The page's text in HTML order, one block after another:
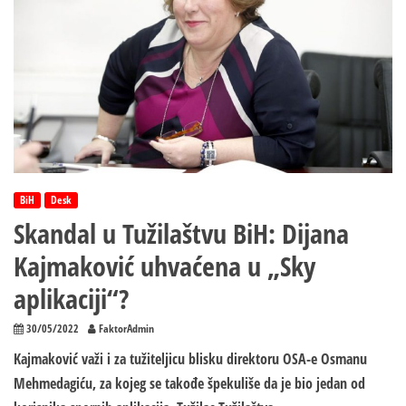
Stojnić
BiH Desk
Skandal u Tužilaštvu BiH: Dijana
Kajmaković uhvaćena u „Sky
aplikaciji“?
30/05/2022 FaktorAdmin
Kajmaković važi i za tužiteljicu blisku direktoru OSA-e Osmanu
Mehmedagiću, za kojeg se takođe špekuliše da je bio jedan od